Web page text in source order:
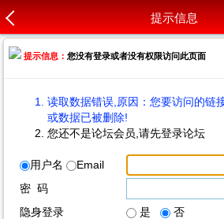
提示信息
提示信息：您没有登录或者没有权限访问此页面
读取数据错误,原因：您要访问的链
或数据已被删除!
您还不是论坛会员,请先登录论坛
用户名
Email
密 码
隐身登录
是
否